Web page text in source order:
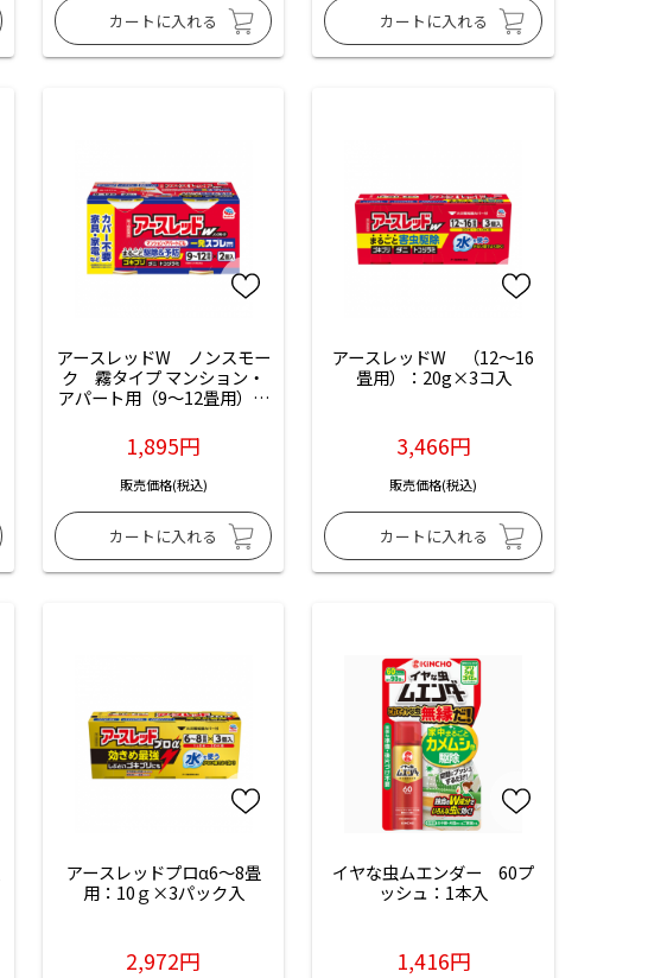
アースレッドW　ノンスモー
ク　霧タイプ マンション・
アパート用（9〜12畳用）：
1,895円
販売価格(税込)
アースレッドW　（12～16
畳用）：20g×3コ入
3,466円
販売価格(税込)
アースレッドプロα6～8畳
用：10ｇ×3パック入
2,972円
イヤな虫ムエンダー　60プ
ッシュ：1本入
1,416円